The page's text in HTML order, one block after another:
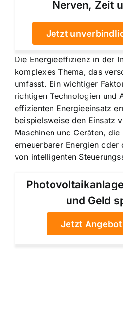
Nerven, Zeit
Jetzt
Die Energieeffizienz in der
komplexes Thema, das
umfasst. Ein wichtiger
richtigen Technologien und
effizienten Energieeinsatz
beispielsweise den Einsatz
Maschinen und Geräten, die
erneuerbarer Energien oder
von intelligenten
und Geld
Jetzt